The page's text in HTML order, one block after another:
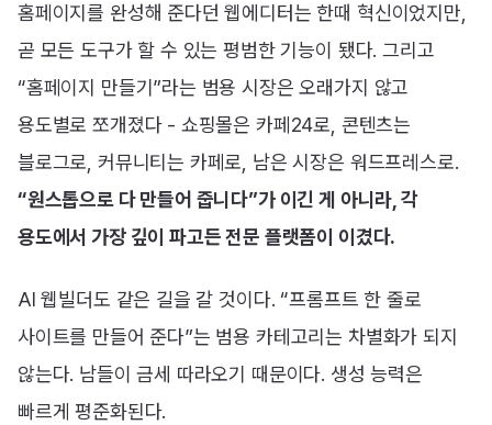
홈페이지를 완성해 준다던 웹에디터는 한때 혁신이었지만,
곧 모든 도구가 할 수 있는 평범한 기능이 됐다. 그리고
“홈페이지 만들기”라는 범용 시장은 오래가지 않고
용도별로 쪼개졌다 - 쇼핑몰은 카페24로, 콘텐츠는
블로그로, 커뮤니티는 카페로, 남은 시장은 워드프레스로.
“원스톱으로 다 만들어 줍니다”가 이긴 게 아니라, 각
용도에서 가장 깊이 파고든 전문 플랫폼이 이겼다.
AI 웹빌더도 같은 길을 갈 것이다. “프롬프트 한 줄로
사이트를 만들어 준다”는 범용 카테고리는 차별화가 되지
않는다. 남들이 금세 따라오기 때문이다. 생성 능력은
빠르게 평준화된다.